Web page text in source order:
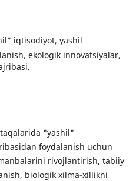
iqtisodiyot, yashil
ekologik innovatsiyalar,
"yashil"
foydalanish uchun
rivojlantirish, tabiiy
biologik xilma-xillikni